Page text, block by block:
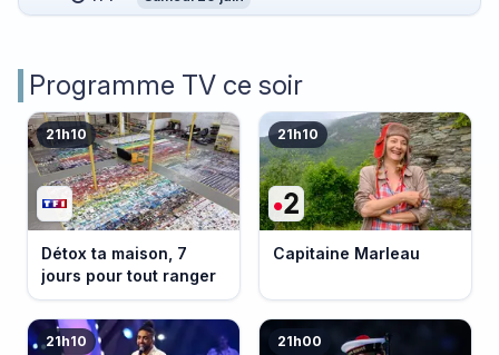
Programme TV ce soir
21h10
Détox ta maison, 7
jours pour tout ranger
21h10
Capitaine Marleau
21h10 21h00